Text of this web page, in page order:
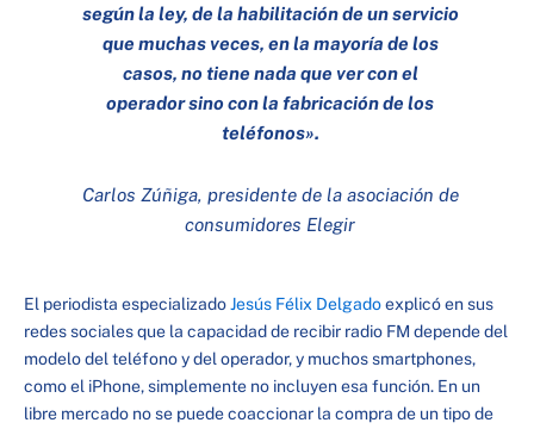
según la ley, de la habilitación de un servicio
que muchas veces, en la mayoría de los
casos, no tiene nada que ver con el
operador sino con la fabricación de los
teléfonos».
Carlos Zúñiga, presidente de la asociación de
consumidores Elegir
El periodista especializadoJesús Félix Delgadoexplicó en sus
redes sociales que la capacidad de recibir radio FM depende del
modelo del teléfono y del operador, y muchos smartphones,
como el iPhone, simplemente no incluyen esa función. En un
libre mercado no se puede coaccionar la compra de un tipo de